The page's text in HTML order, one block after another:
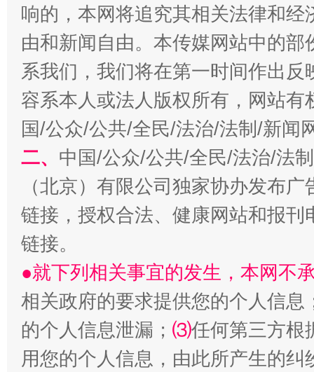
揭开“小金库”的免责幌子
受贿1.44亿！段成刚被判无期 从幼
响的，本网将追究其相关法律和
由和新闻自由。本传媒网站中的
系我们，我们将在第一时间作出
容系本人或法人版权所有，网站
国/公众/公共/全民/法治/法制/新闻
二、 中国/公众/公共/全民/法治/法
（北京）有限公司独家协办发布
链接，授权合法、健康网站和报
链接。
●就下列相关事宜的发生，本网不
相关政府的要求提供您的个人信息
的个人信息泄漏； ⑶任何第三方根
用您的个人信息，由此所产生的纠